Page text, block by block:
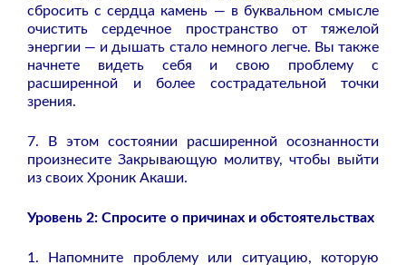
сбросить с сердца камень — в буквальном смысле
очистить сердечное пространство от тяжелой
энергии — и дышать стало немного легче. Вы также
начнете видеть себя и свою проблему с
расширенной и более сострадательной точки
зрения.
7. В этом состоянии расширенной осознанности
произнесите Закрывающую молитву, чтобы выйти
из своих Хроник Акаши.
Уровень 2: Спросите о причинах и обстоятельствах
1. Напомните проблему или ситуацию, которую